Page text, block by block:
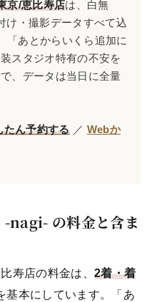
京/恵比寿店は、白無
け・撮影データすべて込
「あとからいくら追加に
スタジオ特有の不安を
、データは当日に全量
たん予約する／ Webか
nagi- の料金と含ま
寿店の料金は、 2着・着
基本にしています。「あ